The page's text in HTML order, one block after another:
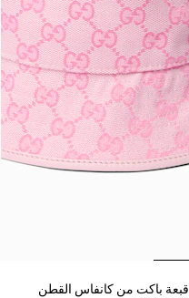
قبعة باكت من كانفاس القطن